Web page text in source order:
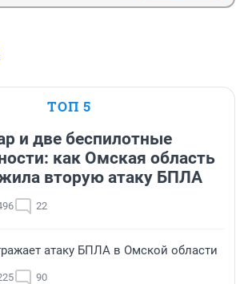
ТОП 5
и две беспилотные
как Омская область
вторую атаку БПЛА
22
атаку БПЛА в Омской области
90